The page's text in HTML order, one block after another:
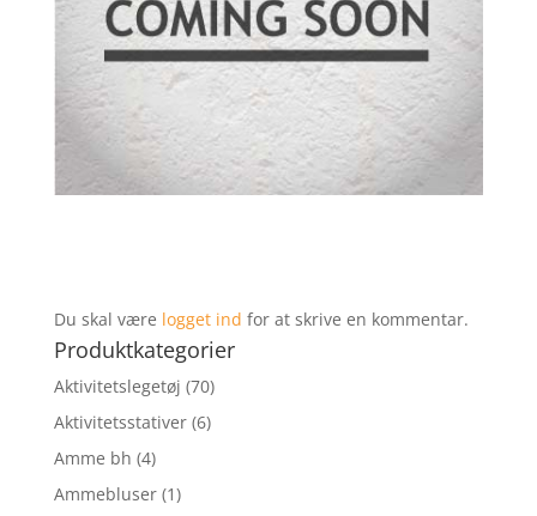
Du skal være logget ind for at skrive en kommentar.
Produktkategorier
Aktivitetslegetøj (70)
Aktivitetsstativer (6)
Amme bh (4)
Ammebluser (1)